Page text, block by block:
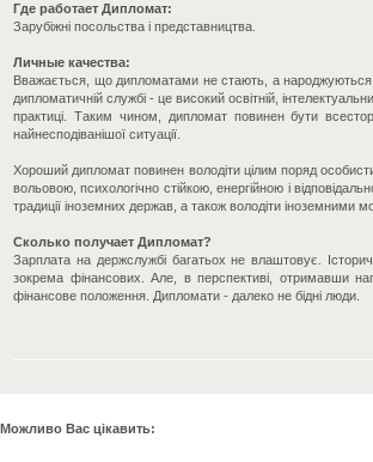
Где работает Дипломат:
Зарубіжні посольства і представництва.
Личные качества:
Вважається, що дипломатами не стають, а народжуються,
дипломатичній службі - це високий освітній,
практиці. Таким чином, дипломат повинен бути
найнесподіванішої ситуації.
Хороший дипломат повинен володіти цілим поряд
вольовою, психологічно стійкою, енергійною і
традиції іноземних держав, а також володіти іноземними
Сколько получает Дипломат?
Зарплата на держслужбі багатьох не влаштовує.
зокрема фінансових. Але, в перспективі, отримавши
фінансове положення. Дипломати - далеко не бідні люди.
Можливо Вас цікавить: